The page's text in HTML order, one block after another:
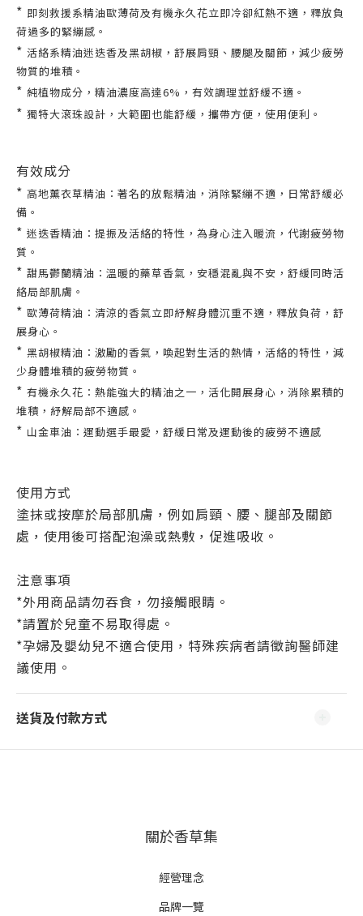
* 即刻救援系精油歐薄荷及有機永久花立即冷卻紅熱不適，釋放負
荷過多的緊繃感。
* 活絡系精油迷迭香及黑胡椒，舒展肩頸、腰腿及關節，減少疲勞
物質的堆積。
* 純植物成分，精油濃度高達6%，有效調理並舒緩不適。
* 獨特大滾珠設計，大範圍也能舒緩，攜帶方便，使用便利。
有效成分
* 高地薰衣草精油：著名的放鬆精油，消除緊繃不適，日常舒緩必
備。
* 迷迭香精油：提振及活絡的特性，為身心注入暖流，代謝疲勞物
質。
* 甜馬鬱蘭精油：溫暖的藥草香氣，安穩混亂與不安，舒緩同時活
絡局部肌膚。
* 歐薄荷精油：清涼的香氣立即紓解身體沉重不適，釋放負荷，舒
展身心。
* 黑胡椒精油：激勵的香氣，喚起對生活的熱情，活絡的特性，減
少身體堆積的疲勞物質。
* 有機永久花：熱能強大的精油之一，活化開展身心，消除累積的
堆積，紓解局部不適感。
* 山金車油：運動選手最愛，舒緩日常及運動後的疲勞不適感
使用方式
塗抹或按摩於局部肌膚，例如肩頸、腰、腿部及關節
處，使用後可搭配泡澡或熱敷，促進吸收。
注意事項
*外用商品請勿吞食，勿接觸眼睛。
*請置於兒童不易取得處。
*孕婦及嬰幼兒不適合使用，特殊疾病者請徵詢醫師建
議使用。
送貨及付款方式
關於香草集
經營理念
品牌一覽